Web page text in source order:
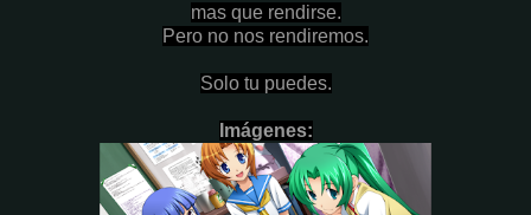
mas que rendirse.
Pero no nos rendiremos.
Solo tu puedes.
Imágenes: